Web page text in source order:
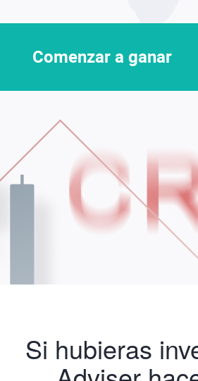
Comenzar a ganar
Si hubieras